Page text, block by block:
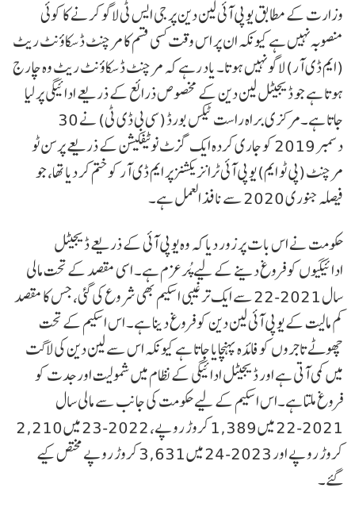
وزارت کے مطابق یو پی آئی لین دین پر جی ایس ٹی لاگو کرنے کا کوئی
منصوبہ نہیں ہے کیونکہ ان پر اس وقت کسی قسم کا مرچنٹ ڈسکاؤنٹ ریٹ
(ایم ڈی آر) لاگو نہیں ہوتا۔ یاد رہے کہ مرچنٹ ڈسکاؤنٹ ریٹ وہ چارج
ہوتا ہے جو ڈیجیٹل لین دین کے مخصوص ذرائع کے ذریعے ادائیگی پر لیا
جاتا ہے۔مرکزی براہ راست ٹیکس بورڈ (سی بی ڈی ٹی) نے 30
دسمبر 2019 کو جاری کردہ ایک گزٹ نوٹیفکیشن کے ذریعے پرسن ٹو
مرچنٹ (پی ٹو ایم) یو پی آئی ٹرانزیکشنز پر ایم ڈی آر کو ختم کر دیا تھا، جو
فیصلہ جنوری 2020 سے نافذ العمل ہے۔
حکومت نے اس بات پر زور دیا کہ وہ یو پی آئی کے ذریعے ڈیجیٹل
ادائیگیوں کو فروغ دینے کے لیے پُرعزم ہے۔ اسی مقصد کے تحت مالی
سال 2021-22 سے ایک ترغیبی اسکیم بھی شروع کی گئی، جس کا مقصد
کم مالیت کے یو پی آئی لین دین کو فروغ دینا ہے۔ اس اسکیم کے تحت
چھوٹے تاجروں کو فائدہ پہنچایا جاتا ہے کیونکہ اس سے لین دین کی لاگت
میں کمی آتی ہے اور ڈیجیٹل ادائیگی کے نظام میں شمولیت اور جدت کو
فروغ ملتا ہے۔اس اسکیم کے لیے حکومت کی جانب سے مالی سال
2021-22 میں 1,389 کروڑ روپے، 2022-23 میں 2,210
کروڑ روپے اور 2023-24 میں 3,631 کروڑ روپے مختص کیے
گئے۔